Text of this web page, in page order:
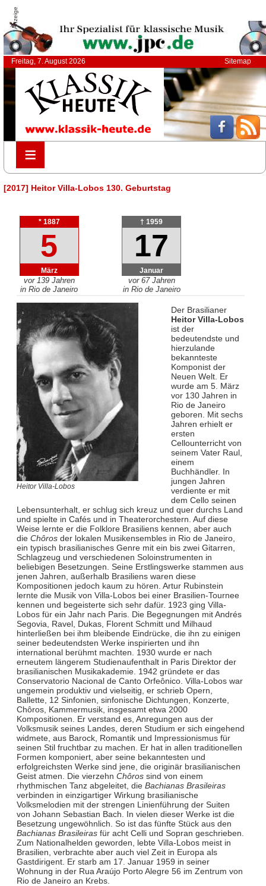
Anzeige
Freitag, 7. August 2026 Sitemap
≡
≡
[2017] Heitor Villa-Lobos 130. Geburtstag
* 1887
5
März
vor 139 Jahren
in Rio de Janeiro
† 1959
17
Januar
vor 67 Jahren
in Rio de Janeiro
Heitor Villa-Lobos
Der Brasilianer
Heitor Villa-Lobos
ist der
bedeutendste und
hierzulande
bekannteste
Komponist der
Neuen Welt. Er
wurde am 5. März
vor 130 Jahren in
Rio de Janeiro
geboren. Mit sechs
Jahren erhielt er
ersten
Cellounterricht von
seinem Vater Raul,
einem
Buchhändler. In
jungen Jahren
verdiente er mit
dem Cello seinen
Lebensunterhalt, er schlug sich kreuz und quer durchs Land
und spielte in Cafés und in Theaterorchestern. Auf diese
Weise lernte er die Folklore Brasiliens kennen, aber auch
die Chôrosder lokalen Musikensembles in Rio de Janeiro,
ein typisch brasilianisches Genre mit ein bis zwei Gitarren,
Schlagzeug und verschiedenen Soloinstrumenten in
beliebigen Besetzungen. Seine Erstlingswerke stammen aus
jenen Jahren, außerhalb Brasiliens waren diese
Kompositionen jedoch kaum zu hören. Artur Rubinstein
lernte die Musik von Villa-Lobos bei einer Brasilien-Tournee
kennen und begeisterte sich sehr dafür. 1923 ging Villa-
Lobos für ein Jahr nach Paris. Die Begegnungen mit Andrés
Segovia, Ravel, Dukas, Florent Schmitt und Milhaud
hinterließen bei ihm bleibende Eindrücke, die ihn zu einigen
seiner bedeutendsten Werke inspirierten und ihn
international berühmt machten. 1930 wurde er nach
erneutem längerem Studienaufenthalt in Paris Direktor der
brasilianischen Musikakademie. 1942 gründete er das
Conservatorio Nacional de Canto Orfeônico. Villa-Lobos war
ungemein produktiv und vielseitig, er schrieb Opern,
Ballette, 12 Sinfonien, sinfonische Dichtungen, Konzerte,
Chôros, Kammermusik, insgesamt etwa 2000
Kompositionen. Er verstand es, Anregungen aus der
Volksmusik seines Landes, deren Studium er sich eingehend
widmete, aus Barock, Romantik und Impressionismus für
seinen Stil fruchtbar zu machen. Er hat in allen traditionellen
Formen komponiert, aber seine bekanntesten und
erfolgreichsten Werke sind jene, die originär brasilianischen
Geist atmen. Die vierzehn Chôrossind von einem
rhythmischen Tanz abgeleitet, die Bachianas Brasileiras
verbinden in einzigartiger Wirkung brasilianische
Volksmelodien mit der strengen Linienführung der Suiten
von Johann Sebastian Bach. In vielen dieser Werke ist die
Besetzung ungewöhnlich. So ist das fünfte Stück aus den
Bachianas Brasileirasfür acht Celli und Sopran geschrieben.
Zum Nationalhelden geworden, lebte Villa-Lobos meist in
Brasilien, verbrachte aber auch viel Zeit in Europa als
Gastdirigent. Er starb am 17. Januar 1959 in seiner
Wohnung in der Rua Araújo Porto Alegre 56 im Zentrum von
Rio de Janeiro an Krebs.